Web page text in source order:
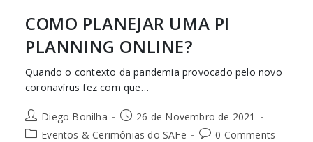
COMO PLANEJAR UMA PI
PLANNING ONLINE?
Quando o contexto da pandemia provocado pelo novo
coronavírus fez com que…
Diego Bonilha
26 de Novembro de 2021
Eventos & Cerimônias do SAFe
0 Comments